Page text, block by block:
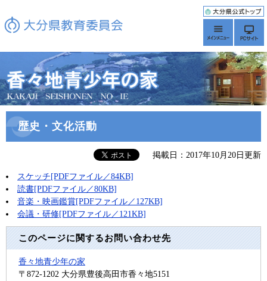
歴史・文化活動
掲載日：2017年10月20日更新
スケッチ[PDFファイル／84KB]
読書[PDFファイル／80KB]
音楽・映画鑑賞[PDFファイル／127KB]
会議・研修[PDFファイル／121KB]
このページに関するお問い合わせ先
香々地青少年の家
〒872-1202 大分県豊後高田市香々地5151